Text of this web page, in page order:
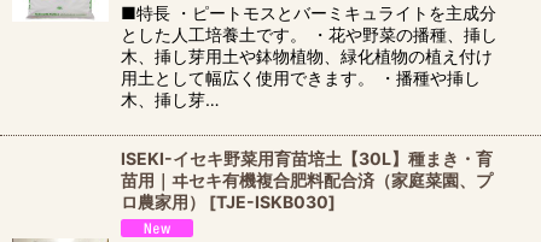
■特長 ・ピートモスとバーミキュライトを主成分
とした人工培養土です。 ・花や野菜の播種、挿し
木、挿し芽用土や鉢物植物、緑化植物の植え付け
用土として幅広く使用できます。 ・播種や挿し
木、挿し芽…
ISEKI-イセキ野菜用育苗培土【30L】種まき・育
苗用｜ヰセキ有機複合肥料配合済（家庭菜園、プ
ロ農家用）
[TJE-ISKB030]